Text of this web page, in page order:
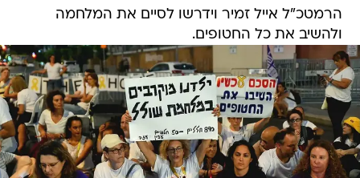
הרמטכ"ל אייל זמיר וידרשו לסיים את המלחמה
ולהשיב את כל החטופים.